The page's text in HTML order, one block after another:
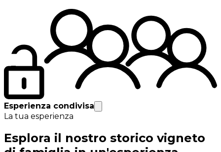
Esperienza condivisa
La tua esperienza
Esplora il nostro storico vigneto